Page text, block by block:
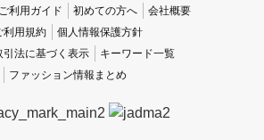
ご利用ガイド 初めての方へ
会社概要
利用規約
個人情報保護方針
引法に基づく表示
キーワード一覧
ファッション情報まとめ